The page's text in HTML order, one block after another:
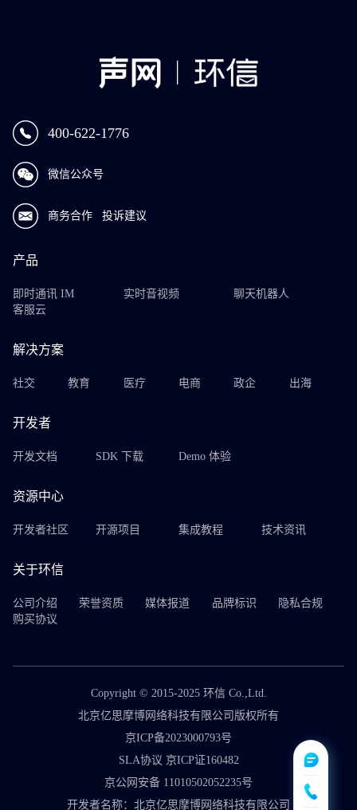
400-622-1776
微信公众号
商务合作 投诉建议
产品
即时通讯 IM 实时音视频
聊天机器人
客服云
解决方案
社交 教育 医疗 电商 政企 出海
开发者
开发文档 SDK 下载 Demo 体验
资源中心
开发者社区 开源项目 集成教程 技术资讯
关于环信
公司介绍 荣誉资质 媒体报道 品牌标识
隐私合规
购买协议
Copyright © 2015-2025 环信 Co.,Ltd.
北京亿思摩博网络科技有限公司版权所有
京ICP备2023000793号
SLA协议 京ICP证160482
京公网安备 11010502052235号
开发者名称：北京亿思摩博网络科技有限公司